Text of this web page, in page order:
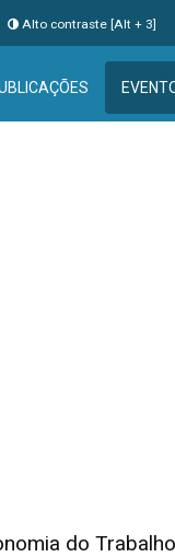
Alto contraste [Alt + 3]
do